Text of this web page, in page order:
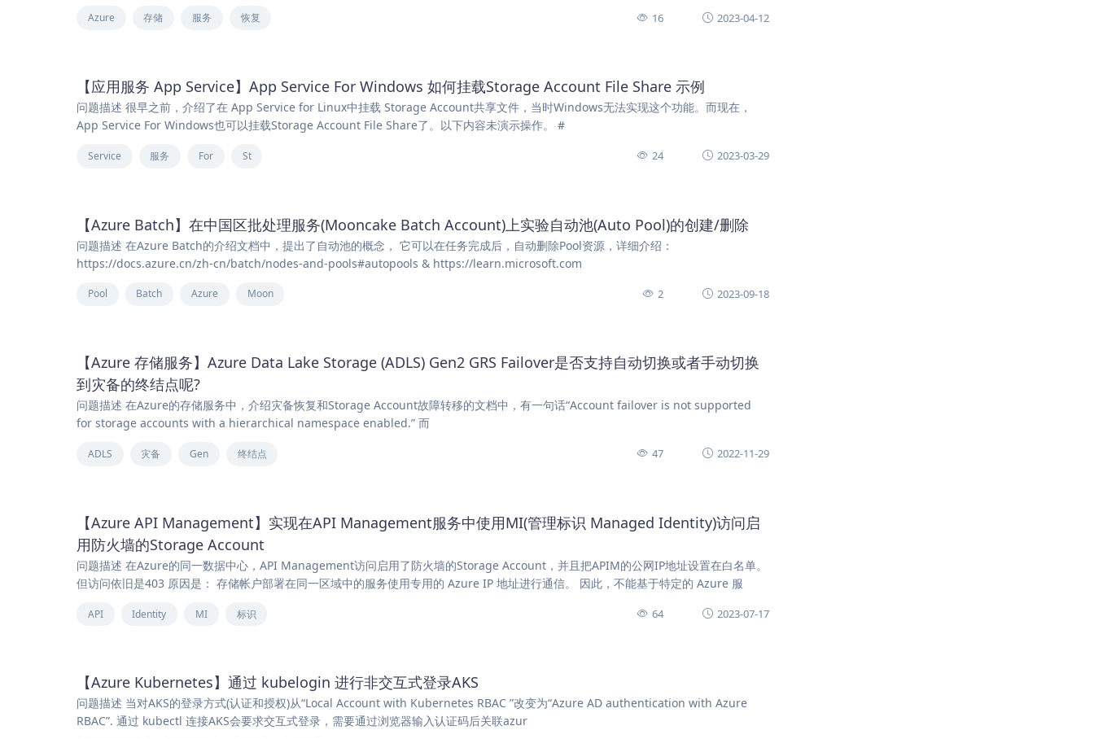
Azure 存储 服务 恢复 16 2023-04-12
【应用服务 App Service】App Service For Windows 如何挂载Storage Account File Share 示例
问题描述 很早之前，介绍了在 App Service for Linux中挂载 Storage Account共享文件，当时Windows无法实现这个功能。而现在，
App Service For Windows也可以挂载Storage Account File Share了。以下内容未演示操作。 #
Service 服务 For St 24 2023-03-29
【Azure Batch】在中国区批处理服务(Mooncake Batch Account)上实验自动池(Auto Pool)的创建/删除
问题描述 在Azure Batch的介绍文档中，提出了自动池的概念， 它可以在任务完成后，自动删除Pool资源，详细介绍：
https://docs.azure.cn/zh-cn/batch/nodes-and-pools#autopools & https://learn.microsoft.com
Pool Batch Azure Moon 2 2023-09-18
【Azure 存储服务】Azure Data Lake Storage (ADLS) Gen2 GRS Failover是否支持自动切换或者手动切换
到灾备的终结点呢?
问题描述 在Azure的存储服务中，介绍灾备恢复和Storage Account故障转移的文档中，有一句话“Account failover is not supported
for storage accounts with a hierarchical namespace enabled.” 而
ADLS 灾备 Gen 终结点 47 2022-11-29
【Azure API Management】实现在API Management服务中使用MI(管理标识 Managed Identity)访问启
用防火墙的Storage Account
问题描述 在Azure的同一数据中心，API Management访问启用了防火墙的Storage Account，并且把APIM的公网IP地址设置在白名单。
但访问依旧是403 原因是： 存储帐户部署在同一区域中的服务使用专用的 Azure IP 地址进行通信。 因此，不能基于特定的 Azure 服
API Identity MI 标识 64 2023-07-17
【Azure Kubernetes】通过 kubelogin 进行非交互式登录AKS
问题描述 当对AKS的登录方式(认证和授权)从“Local Account with Kubernetes RBAC ”改变为“Azure AD authentication with Azure
RBAC”. 通过 kubectl 连接AKS会要求交互式登录，需要通过浏览器输入认证码后关联azur